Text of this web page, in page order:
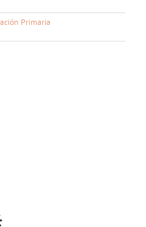
Primaria